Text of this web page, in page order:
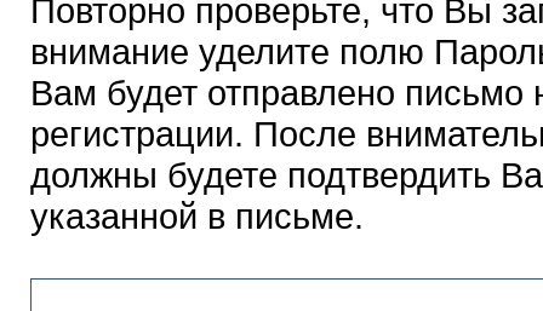
Повторно проверьте, что Вы
внимание уделите полю
Вам будет отправлено
регистрации. После
должны будете подтвердить
указанной в письме.